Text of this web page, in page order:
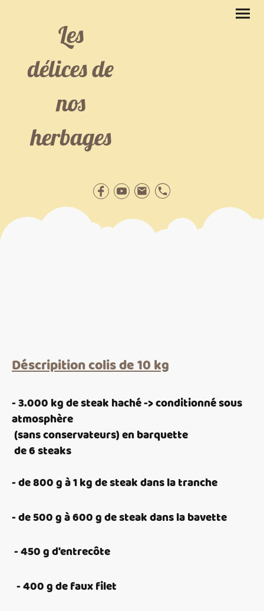
Les
délices de
nos
herbages
Déscripition colis de 10 kg
- 3.000 kg de steak haché -> conditionné sous
atmosphère
(sans conservateurs) en barquette
de 6 steaks
- de 800 g à 1 kg de steak dans la tranche
- de 500 g à 600 g de steak dans la bavette
- 450 g d'entrecôte
- 400 g de faux filet